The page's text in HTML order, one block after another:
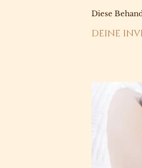
Diese
DEINE